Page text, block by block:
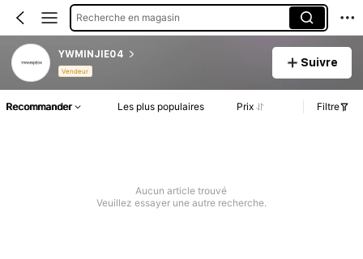
Recherche en magasin
YWMINJIE04
Vendeur
Suivre
Recommander Les plus populaires Prix Filtre
Aucun article trouvé
Veuillez essayer une autre recherche.